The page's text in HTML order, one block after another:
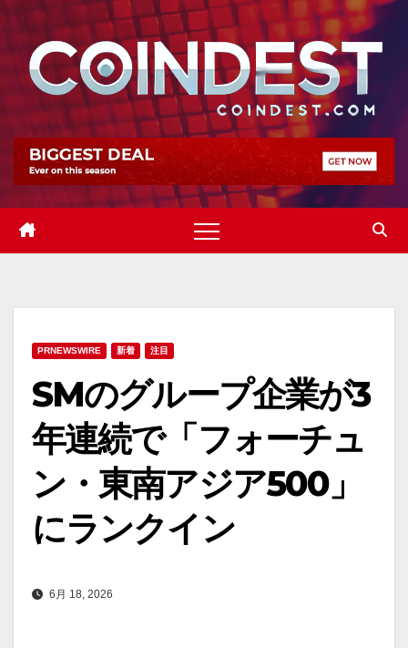
Skip
content
PRNEWSWIRE 新着 注目
SMのグループ企業が3
年連続で「フォーチュ
ン・東南アジア500」
にランクイン
6月 18, 2026